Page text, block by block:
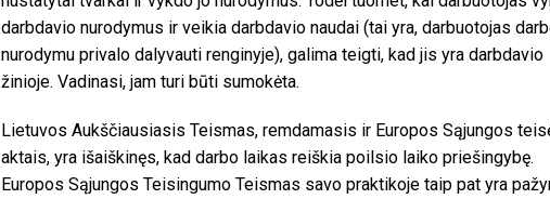
darbdavio nurodymus ir veikia darbdavio naudai (tai yra, darbuotojas
nurodymu privalo dalyvauti renginyje), galima teigti, kad jis yra darbdavio
žinioje. Vadinasi, jam turi būti sumokėta.
Lietuvos Aukščiausiasis Teismas, remdamasis ir Europos Sąjungos
aktais, yra išaiškinęs, kad darbo laikas reiškia poilsio laiko priešingybę.
Europos Sąjungos Teisingumo Teismas savo praktikoje taip pat yra